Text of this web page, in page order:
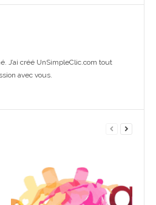
J’ai créé UnSimpleClic.com tout
avec vous.